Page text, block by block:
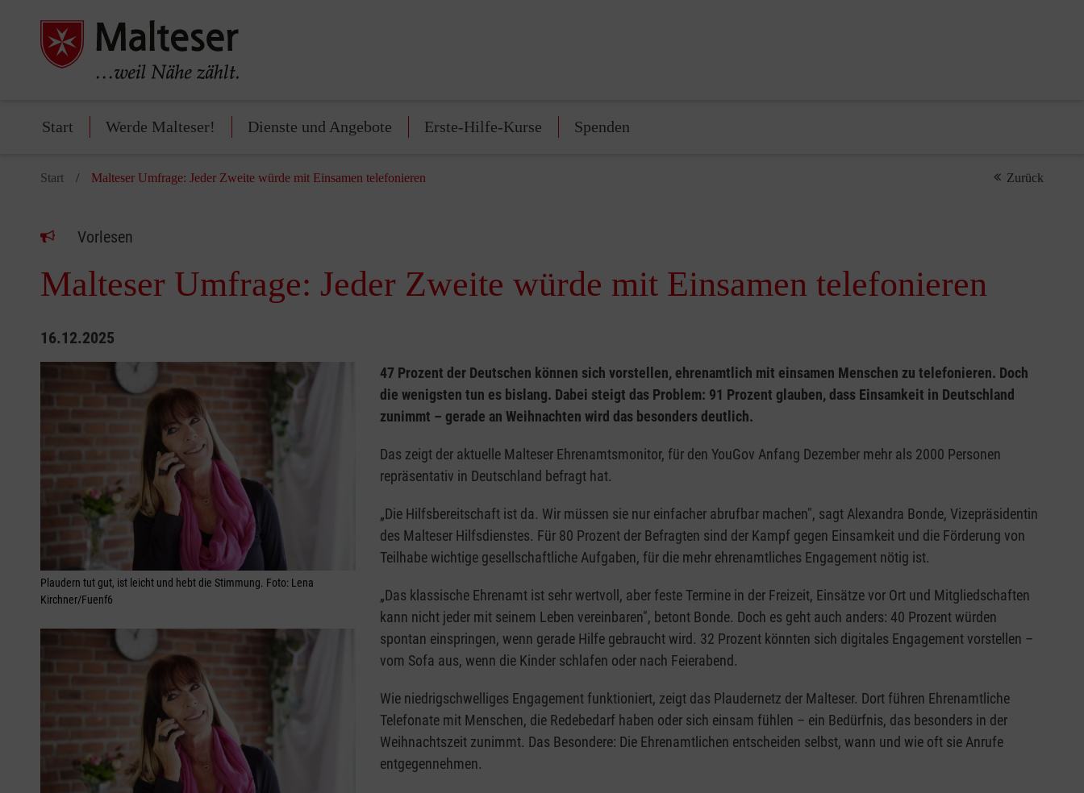
Start Werde Malteser! Dienste und Angebote Erste-Hilfe-Kurse Spenden
Start Malteser Umfrage: Jeder Zweite würde mit Einsamen telefonieren Zurück
Vorlesen
Malteser Umfrage: Jeder Zweite würde mit Einsamen telefonieren
16.12.2025
Plaudern tut gut, ist leicht und hebt die Stimmung. Foto: Lena
Kirchner/Fuenf6
47 Prozent der Deutschen können sich vorstellen, ehrenamtlich mit einsamen Menschen zu telefonieren. Doch
die wenigsten tun es bislang. Dabei steigt das Problem: 91 Prozent glauben, dass Einsamkeit in Deutschland
zunimmt – gerade an Weihnachten wird das besonders deutlich.
Das zeigt der aktuelle Malteser Ehrenamtsmonitor, für den YouGov Anfang Dezember mehr als 2000 Personen
repräsentativ in Deutschland befragt hat.
„Die Hilfsbereitschaft ist da. Wir müssen sie nur einfacher abrufbar machen", sagt Alexandra Bonde, Vizepräsidentin
des Malteser Hilfsdienstes. Für 80 Prozent der Befragten sind der Kampf gegen Einsamkeit und die Förderung von
Teilhabe wichtige gesellschaftliche Aufgaben, für die mehr ehrenamtliches Engagement nötig ist.
„Das klassische Ehrenamt ist sehr wertvoll, aber feste Termine in der Freizeit, Einsätze vor Ort und Mitgliedschaften
kann nicht jeder mit seinem Leben vereinbaren", betont Bonde. Doch es geht auch anders: 40 Prozent würden
spontan einspringen, wenn gerade Hilfe gebraucht wird. 32 Prozent könnten sich digitales Engagement vorstellen –
vom Sofa aus, wenn die Kinder schlafen oder nach Feierabend.
Wie niedrigschwelliges Engagement funktioniert, zeigt das Plaudernetz der Malteser. Dort führen Ehrenamtliche
Telefonate mit Menschen, die Redebedarf haben oder sich einsam fühlen – ein Bedürfnis, das besonders in der
Weihnachtszeit zunimmt. Das Besondere: Die Ehrenamtlichen entscheiden selbst, wann und wie oft sie Anrufe
entgegennehmen.